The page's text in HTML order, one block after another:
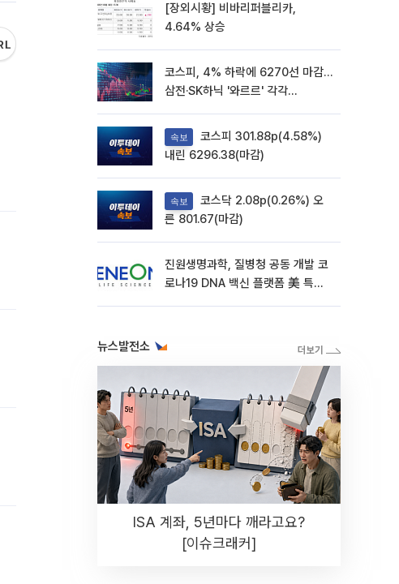
[장외시황] 비바리퍼블리카,
4.64% 상승
코스피, 4% 하락에 6270선 마감…
삼전·SK하닉 '와르르' 각각
속보
내린 6296.38(마감)
속보
른 801.67(마감)
진원생명과학, 질병청 공동 개발 코
로나19 DNA 백신 플랫폼 美 특허
뉴스발전소
ISA 계좌, 5년마다 깨라고요?
[이슈크래커]